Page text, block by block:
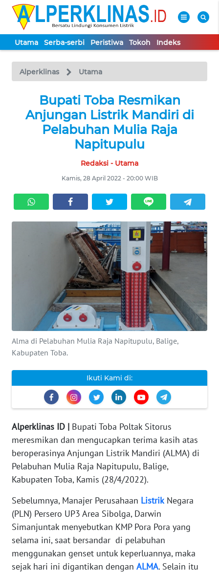
Utama Serba-serbi Peristiwa Tokoh Indeks
Alperklinas Utama
Bupati Toba Resmikan
Anjungan Listrik Mandiri di
Pelabuhan Mulia Raja
Napitupulu
Redaksi - Utama
Kamis, 28 April 2022 - 20:00 WIB
Alma di Pelabuhan Mulia Raja Napitupulu, Balige,
Kabupaten Toba.
Ikuti Kami di:
Alperklinas ID | Bupati Toba Poltak Sitorus
meresmikan dan mengucapkan terima kasih atas
beroperasinya Anjungan Listrik Mandiri (ALMA) di
Pelabuhan Mulia Raja Napitupulu, Balige,
Kabupaten Toba, Kamis (28/4/2022).
Sebelumnya, Manajer Perusahaan ListrikNegara
(PLN) Persero UP3 Area Sibolga, Darwin
Simanjuntak menyebutkan KMP Pora Pora yang
selama ini, saat bersandar di pelabuhan
menggunakan genset untuk keperluannya, maka
sejak hari ini digantikan dengan ALMA. Selain itu
TV
Tutup
TOKOH
KAMI
PEDOMAN
REDAKSI
KARIR
DISCLAIMER
News
Regional
WN
SUMUT